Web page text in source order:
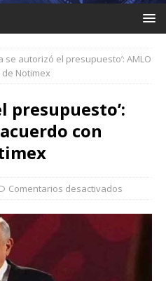
se autorizó el presupuesto’: AMLO
Notimex
presupuesto’:
con
Comentarios desactivados